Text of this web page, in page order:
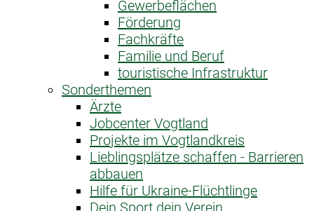
Gewerbeflächen
Förderung
Fachkräfte
Familie und Beruf
touristische Infrastruktur
Sonderthemen
Ärzte
Jobcenter Vogtland
Projekte im Vogtlandkreis
Lieblingsplätze schaffen - Barrieren
abbauen
Hilfe für Ukraine-Flüchtlinge
Dein Sport dein Verein